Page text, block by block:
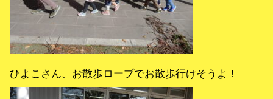
ひよこさん、お散歩ロープでお散歩行けそうよ！